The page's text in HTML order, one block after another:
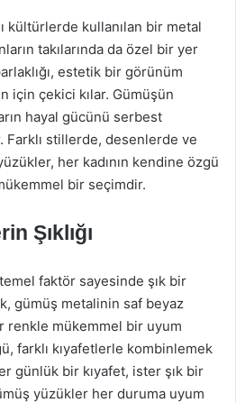
kültürlerde kullanılan bir metal
takılarında da özel bir yer
estetik bir görünüm
için çekici kılar. Gümüşün
hayal gücünü serbest
Farklı stillerde, desenlerde ve
her kadının kendine özgü
bir seçimdir.
Şıklığı
faktör sayesinde şık bir
gümüş metalinin saf beyaz
renkle mükemmel bir uyum
farklı kıyafetlerle kombinlemek
günlük bir kıyafet, ister şık bir
yüzükler her duruma uyum